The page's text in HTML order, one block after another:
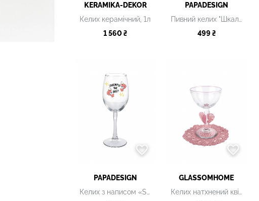
KERAMIKA-DEKOR
Келих керамічний, 1л
1 560 ₴
PAPADESIGN
Пивний келих "Шкала"
499 ₴
PAPADESIGN
Келих з написом «Shrimply the Best»
GLASSOMHOME
Келих натхнений квіткою Дицентра